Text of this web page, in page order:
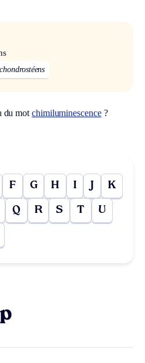
chondrostéens
du mot chimiluminescence?
F G H I J K
Q R S T U